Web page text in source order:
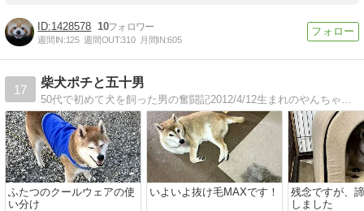
1428578 10
週間IN:125 週間OUT:310 月間IN:605
17
柴犬ポチと五十男
ふたつのクールウェアの使
い分け
いよいよ抜け毛MAXです！
残念ですが、
しました